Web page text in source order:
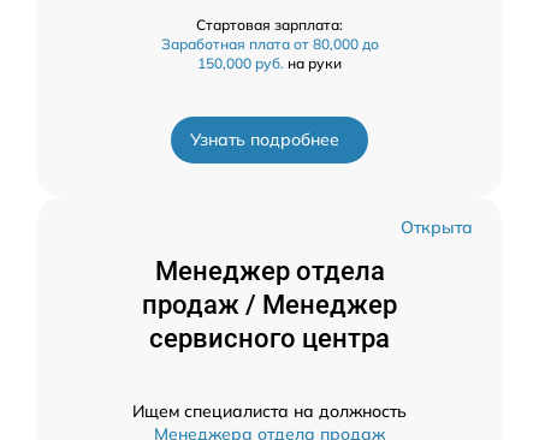
Стартовая зарплата:
Заработная плата от 80,000 до
150,000 руб. на руки
Узнать подробнее
Открыта
Менеджер отдела
продаж / Менеджер
сервисного центра
Ищем специалиста на должность
Менеджера отдела продаж